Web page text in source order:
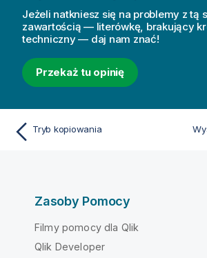
Jeżeli natkniesz się na problemy z tą
zawartością — literówkę, brakujący
techniczny — daj nam znać!
Przekaż tu opinię
Tryb kopiowania
Zasoby Pomocy
Filmy pomocy dla Qlik
Qlik Developer